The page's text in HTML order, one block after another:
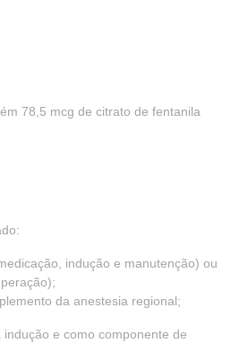
78,5 mcg de citrato de fentanila
indução e manutenção) ou
da anestesia regional;
e como componente de